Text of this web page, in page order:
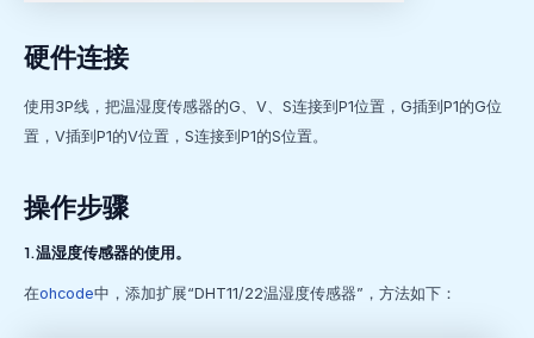
硬件连接
使用3P线，把温湿度传感器的G、V、S连接到P1位置，G插到P1的G位
置，V插到P1的V位置，S连接到P1的S位置。
操作步骤
1.温湿度传感器的使用。
在ohcode中，添加扩展“DHT11/22温湿度传感器”，方法如下：